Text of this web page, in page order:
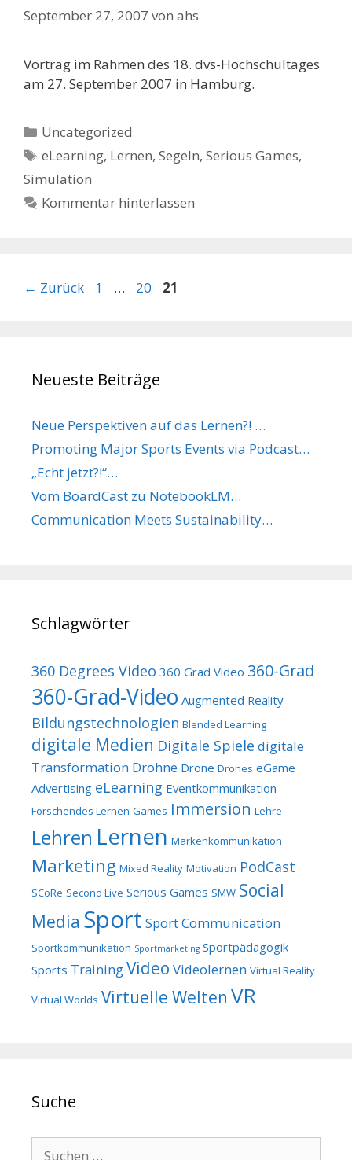
September 27, 2007 von ahs
Vortrag im Rahmen des 18. dvs-Hochschultages
am 27. September 2007 in Hamburg.
Kategorien
Uncategorized
Schlagwörter
eLearning, Lernen,Segeln,Serious Games,
Simulation
Kommentar hinterlassen
← Zurück Seite
1 … Seite
20 Seite
21
Neueste Beiträge
Neue Perspektiven auf das Lernen?! …
Promoting Major Sports Events via Podcast…
„Echt jetzt?!“…
Vom BoardCast zu NotebookLM…
Communication Meets Sustainability…
Schlagwörter
360 Degrees Video 360 Grad Video 360-Grad
360-Grad-Video Augmented Reality
Bildungstechnologien Blended Learning
digitale Medien Digitale Spiele digitale
Transformation Drohne Drone Drones eGame
Advertising eLearning Eventkommunikation
Forschendes Lernen Games Immersion Lehre
Lehren Lernen Markenkommunikation
Marketing Mixed Reality Motivation PodCast
SCoRe Second Live Serious Games SMW Social
Media Sport Sport Communication
Sportkommunikation Sportmarketing Sportpädagogik
Sports TrainingVideo Videolernen Virtual Reality
Virtual Worlds Virtuelle Welten VR
Suche